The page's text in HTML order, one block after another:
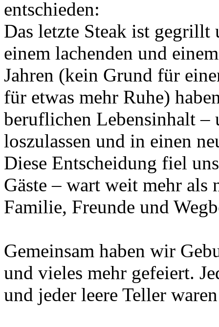
entschieden:
Das letzte Steak ist
einem lachenden und
Jahren (kein Grund für
für etwas mehr Ruhe)
beruflichen Lebensinhalt –
loszulassen und in einen
Diese Entscheidung fiel
Gäste – wart weit mehr als
Familie, Freunde und
Gemeinsam haben wir
und vieles mehr gefeiert.
und jeder leere Teller